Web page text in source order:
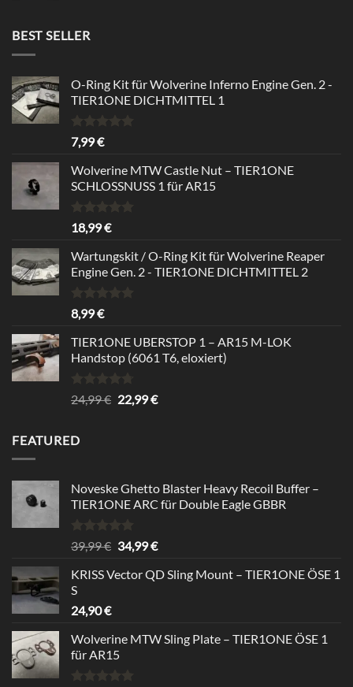
BEST SELLER
O-Ring Kit für Wolverine Inferno Engine Gen. 2 -
TIER1ONE DICHTMITTEL 1
Rated
out of 5
7,99€
Wolverine MTW Castle Nut – TIER1ONE
SCHLOSSNUSS 1 für AR15
Rated5.00
out of 5
18,99€
Wartungskit / O-Ring Kit für Wolverine Reaper
Engine Gen. 2 - TIER1ONE DICHTMITTEL 2
Rated
out of 5
8,99€
TIER1ONE UBERSTOP 1 – AR15 M-LOK
Handstop (6061 T6, eloxiert)
Rated4.67
out of 5
24,99€ Original
22,99€Current
FEATURED
Noveske Ghetto Blaster Heavy Recoil Buffer –
TIER1ONE ARC für Double Eagle GBBR
Rated5.00
out of 5
39,99€ Original
was:
34,99€Current
is:
KRISS Vector QD Sling Mount – TIER1ONE ÖSE 1
S
24,90€
Wolverine MTW Sling Plate – TIER1ONE ÖSE 1
für AR15